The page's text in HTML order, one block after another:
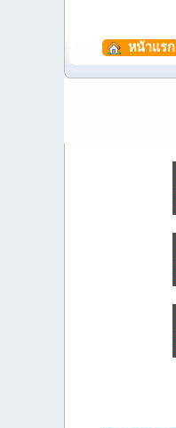
หน้าแรก